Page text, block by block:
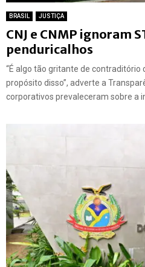
BRASIL JUSTIÇA
CNJ e CNMP ignoram
penduricalhos
“É algo tão gritante de contraditório
propósito disso”, adverte a
corporativos prevaleceram sobre a